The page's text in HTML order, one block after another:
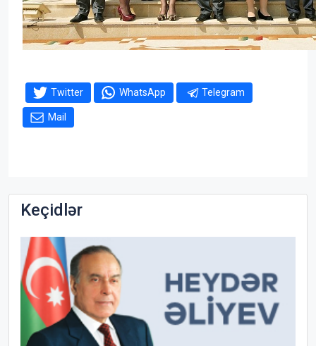
Twitter WhatsApp Telegram
Mail
Keçidlər